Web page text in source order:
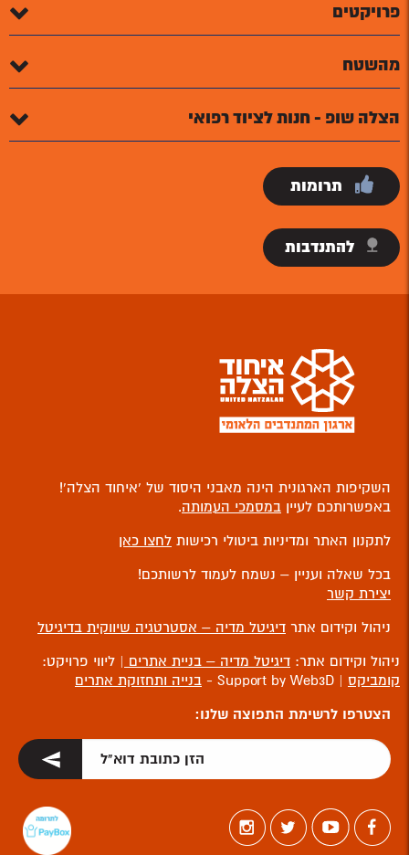
פרויקטים
מהשטח
הצלה שופ - חנות לציוד רפואי
תרומות
להתנדבות
השקיפות הארגונית הינה מאבני היסוד של ‘איחוד הצלה’!
באפשרותכם לעיין במסמכי העמותה.
לתקנון האתר ומדיניות ביטולי רכישות לחצו כאן
בכל שאלה ועניין – נשמח לעמוד לרשותכם!
יצירת קשר
ניהול וקידום אתר דיגיטל מדיה – אסטרטגיה שיווקית בדיגיטל
ניהול וקידום אתר: דיגיטל מדיה – בניית אתרים | ליווי פרויקט:
קומביקס | Support by Web3D -
בנייה ותחזוקת אתרים
הצטרפו לרשימת התפוצה שלנו: